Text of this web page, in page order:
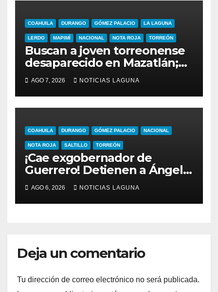
COAHUILA DURANGO GÓMEZ PALACIO LA LAGUNA
LERDO MAPIMÍ NACIONAL NOTA ROJA TORREÓN
Buscan a joven torreonense
desaparecido en Mazatlán;
no saben de él desde el 23
de julio
AGO 7, 2026 NOTICIAS LAGUNA
COAHUILA DURANGO GÓMEZ PALACIO NACIONAL
NOTA ROJA SALTILLO TORREÓN
¡Cae exgobernador de
Guerrero! Detienen a Ángel
Aguirre por el caso
Ayotzinapa
AGO 6, 2026 NOTICIAS LAGUNA
Deja un comentario
Tu dirección de correo electrónico no será publicada.